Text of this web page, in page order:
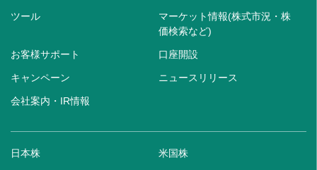
ツール
マーケット情報(株式市況・株
価検索など)
お客様サポート 口座開設
キャンペーン ニュースリリース
会社案内・IR情報
日本株 米国株